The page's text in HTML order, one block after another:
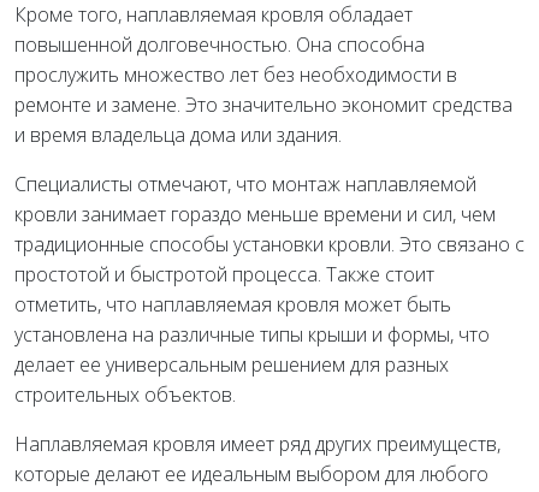
Кроме того, наплавляемая кровля обладает
повышенной долговечностью. Она способна
прослужить множество лет без необходимости в
ремонте и замене. Это значительно экономит средства
и время владельца дома или здания.
Специалисты отмечают, что монтаж наплавляемой
кровли занимает гораздо меньше времени и сил, чем
традиционные способы установки кровли. Это связано с
простотой и быстротой процесса. Также стоит
отметить, что наплавляемая кровля может быть
установлена на различные типы крыши и формы, что
делает ее универсальным решением для разных
строительных объектов.
Наплавляемая кровля имеет ряд других преимуществ,
которые делают ее идеальным выбором для любого